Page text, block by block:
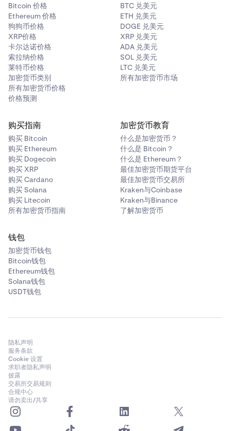
Bitcoin 价格
Ethereum 价格
狗狗币价格
XRP价格
卡尔达诺价格
索拉纳价格
莱特币价格
加密货币类别
所有加密货币价格
价格预测
BTC 兑美元
ETH 兑美元
DOGE 兑美元
XRP 兑美元
ADA 兑美元
SOL 兑美元
LTC 兑美元
所有加密货币市场
购买指南
购买 Bitcoin
购买 Ethereum
购买 Dogecoin
购买 XRP
购买 Cardano
购买 Solana
购买 Litecoin
所有加密货币指南
加密货币教育
什么是加密货币？
什么是 Bitcoin？
什么是 Ethereum？
最佳加密货币期货平台
最佳加密货币交易所
Kraken与Coinbase
Kraken与Binance
了解加密货币
钱包
加密货币钱包
Bitcoin钱包
Ethereum钱包
Solana钱包
USDT钱包
隐私声明
服务条款
Cookie 设置
求职者隐私声明
披露
交易所交易规则
合规中心
请勿卖出/共享